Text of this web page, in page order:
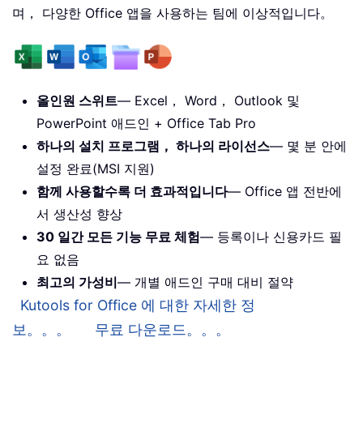
며， 다양한 Office 앱을 사용하는 팀에 이상적입니다。
올인원 스위트— Excel， Word， Outlook 및
PowerPoint 애드인 + Office Tab Pro
하나의 설치 프로그램， 하나의 라이선스— 몇 분 안에
설정 완료(MSI 지원)
함께 사용할수록 더 효과적입니다— Office 앱 전반에
서 생산성 향상
30 일간 모든 기능 무료 체험— 등록이나 신용카드 필
요 없음
최고의 가성비— 개별 애드인 구매 대비 절약
Kutools for Office 에 대한 자세한 정
보。。。
무료 다운로드。。。